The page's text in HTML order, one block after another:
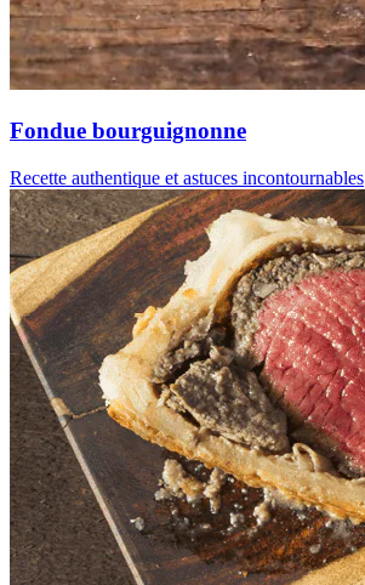
Fondue bourguignonne
Recette authentique et astuces incontournables